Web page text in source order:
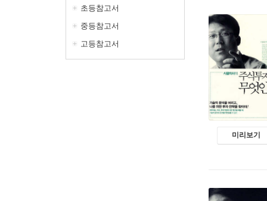
초등참고서
중등참고서
고등참고서
미리보기